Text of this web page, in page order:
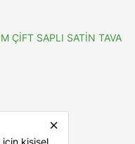
ÇİFT SAPLI SATİN TAVA
close
kişisel